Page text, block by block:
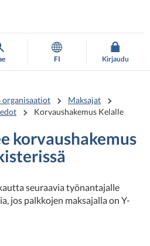
FI Kirjaudu
organisaatiot
Maksajat
Korvaushakemus Kelalle
korvaushakemus
seuraavia työnantajalle
jos palkkojen maksajalla on Y-